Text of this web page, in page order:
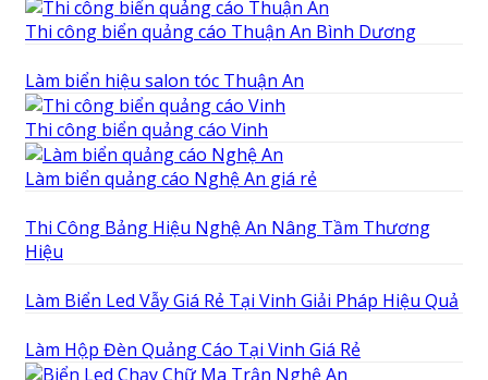
Thi công biển quảng cáo Thuận An Bình Dương
Làm biển hiệu salon tóc Thuận An
Thi công biển quảng cáo Vinh
Làm biển quảng cáo Nghệ An giá rẻ
Thi Công Bảng Hiệu Nghệ An Nâng Tầm Thương
Hiệu
Làm Biển Led Vẫy Giá Rẻ Tại Vinh Giải Pháp Hiệu Quả
Làm Hộp Đèn Quảng Cáo Tại Vinh Giá Rẻ